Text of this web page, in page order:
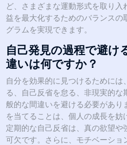
ど、さまざまな運動形式を取り入
益を最大化するためのバランスの
グラムを実現できます。
自己発見の過程で避け
違いは何ですか？
自分を効果的に見つけるためには
る、自己反省を怠る、非現実的な
般的な間違いを避ける必要があり
を当てることは、個人の成長を妨
定期的な自己反省は、真の欲望や
可欠です。さらに、モチベーショ